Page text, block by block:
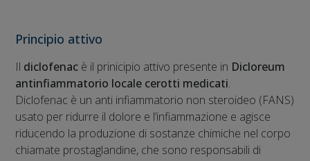
Principio attivo
Il diclofenac è il prinicipio attivo presente in Dicloreum
antinfiammatorio locale cerotti medicati.
Diclofenac è un anti infiammatorio non steroideo (FANS)
usato per ridurre il dolore e l’infiammazione e agisce
riducendo la produzione di sostanze chimiche nel corpo
chiamate prostaglandine, che sono responsabili di